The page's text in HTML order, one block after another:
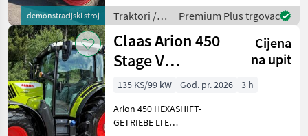
demonstracijski stroj
Heckkrafthebers,
elektronisch Unte
Traktori /
Claas
Premium Plus trgovac
Claas Arion 450
Stage V
(Standard)
Cijena
na upit
135 KS/99 kW God. pr. 2026
3 h
Arion 450 HEXASHIFT-
GETRIEBE LTE